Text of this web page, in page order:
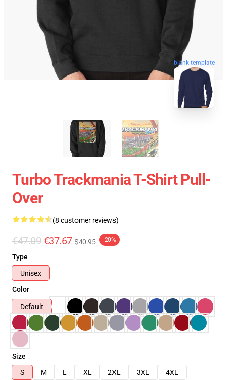
blank template
Turbo Trackmania T-Shirt Pull-
Over
(8 customer reviews)
€47.09 €37.67 $40.95 -20%
Type
Unisex
Color
Default
Size
S
M L XL 2XL 3XL
4XL